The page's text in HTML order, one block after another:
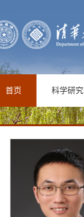
首页 科学研究